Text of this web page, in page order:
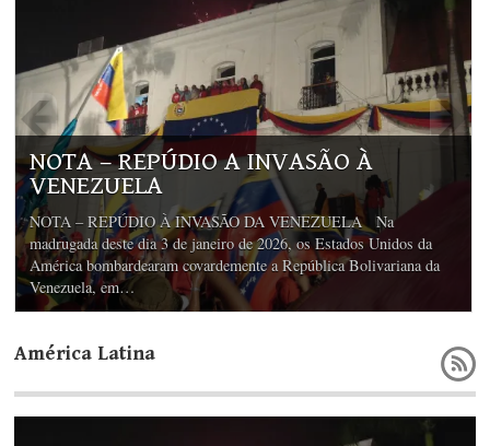
NOTA – REPÚDIO A INVASÃO À
VENEZUELA
NOTA – REPÚDIO À INVASÃO DA VENEZUELA Na
madrugada deste dia 3 de janeiro de 2026, os Estados Unidos da
América bombardearam covardemente a República Bolivariana da
Venezuela, em…
América Latina